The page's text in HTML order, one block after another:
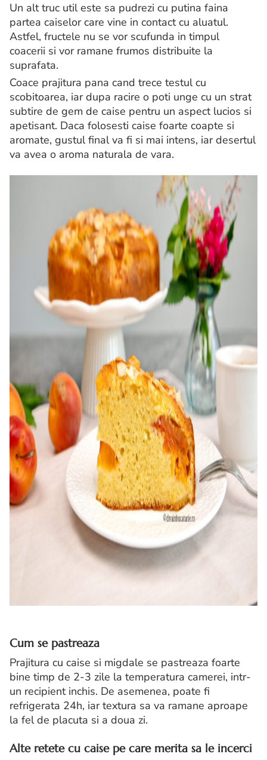
Un alt truc util este sa pudrezi cu putina faina
partea caiselor care vine in contact cu aluatul.
Astfel, fructele nu se vor scufunda in timpul
coacerii si vor ramane frumos distribuite la
suprafata.
Coace prajitura pana cand trece testul cu
scobitoarea, iar dupa racire o poti unge cu un strat
subtire de gem de caise pentru un aspect lucios si
apetisant. Daca folosesti caise foarte coapte si
aromate, gustul final va fi si mai intens, iar desertul
va avea o aroma naturala de vara.
Cum se pastreaza
Prajitura cu caise si migdale se pastreaza foarte
bine timp de 2-3 zile la temperatura camerei, intr-
un recipient inchis. De asemenea, poate fi
refrigerata 24h, iar textura sa va ramane aproape
la fel de placuta si a doua zi.
Alte retete cu caise pe care merita sa le incerci